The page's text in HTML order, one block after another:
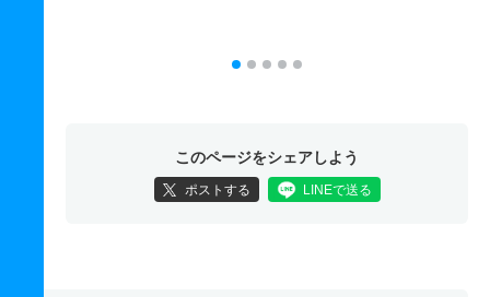
このページをシェアしよう
ポストする LINEで送る